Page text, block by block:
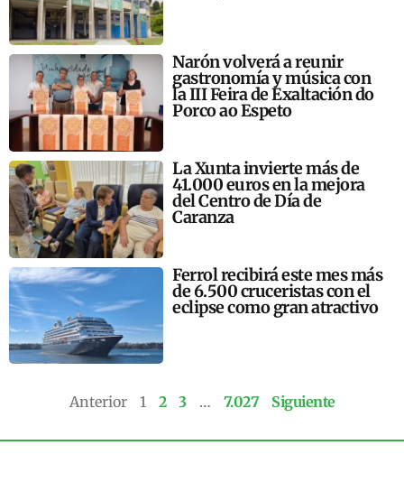
Narón volverá a reunir
gastronomía y música con
la III Feira de Exaltación do
Porco ao Espeto
La Xunta invierte más de
41.000 euros en la mejora
del Centro de Día de
Caranza
Ferrol recibirá este mes más
de 6.500 cruceristas con el
eclipse como gran atractivo
Anterior 1 2 3 … 7.027 Siguiente